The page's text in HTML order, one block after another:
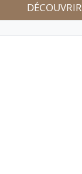
DÉCOUVRIR